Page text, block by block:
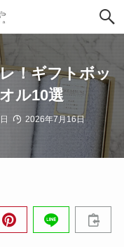
！ギフトボッ
ル10選
2026年7月16日